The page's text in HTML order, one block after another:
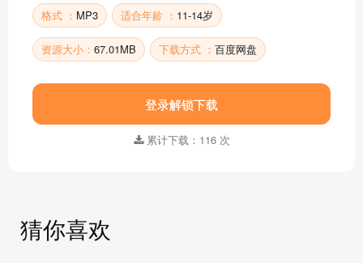
格式 ： MP3 适合年龄 ： 11-14岁
资源大小： 67.01MB 下载方式 ： 百度网盘
登录解锁下载
累计下载：116 次
猜你喜欢